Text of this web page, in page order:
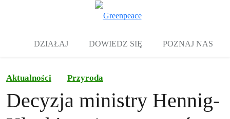
DZIAŁAJ DOWIEDZ SIĘ POZNAJ NAS
Aktualności Przyroda
Decyzja ministry Hennig-